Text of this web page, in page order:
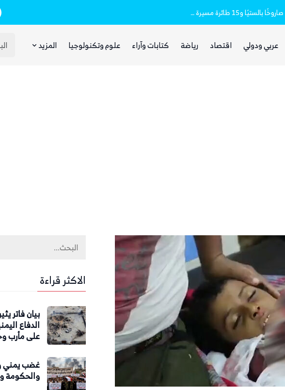
مقتل وإصابة 16 مدنيا.. الحوثيون أطلقوا نحو 20 صاروخًا بالستيًا و15 طائرة مسيرة على مأرب
عربي ودولي اقتصاد رياضة كتابات وآراء علوم وتكنولوجيا المزيد
الاكثر قراءة
بيان فاتر
الدفاع
على مأرب
غضب يمني
والحكومة